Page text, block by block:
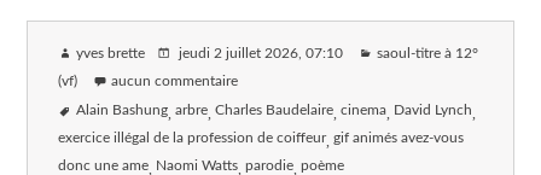
yves brette jeudi 2 juillet 2026 , 07:10 saoul-titre à 12°
(vf) aucun commentaire
Alain Bashung arbre Charles Baudelaire cinema David Lynch
exercice illégal de la profession de coiffeur gif animés avez-vous
donc une ame Naomi Watts parodie poème